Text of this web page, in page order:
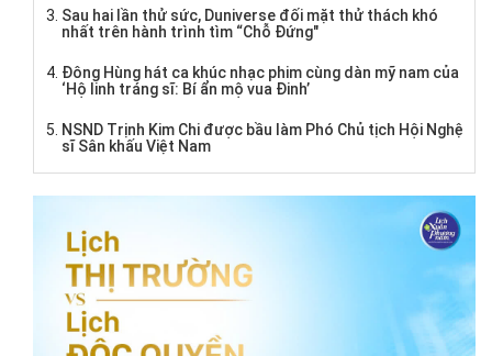
Sau hai lần thử sức, Duniverse đối mặt thử thách khó
nhất trên hành trình tìm “Chỗ Đứng"
Đông Hùng hát ca khúc nhạc phim cùng dàn mỹ nam của
‘Hộ linh tráng sĩ: Bí ẩn mộ vua Đinh’
NSND Trịnh Kim Chi được bầu làm Phó Chủ tịch Hội Nghệ
sĩ Sân khấu Việt Nam